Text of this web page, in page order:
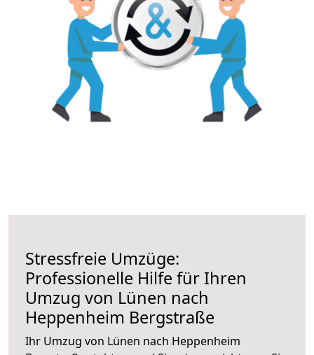
Stressfreie Umzüge:
Professionelle Hilfe für Ihren
Umzug von Lünen nach
Heppenheim Bergstraße
Ihr Umzug von Lünen nach Heppenheim